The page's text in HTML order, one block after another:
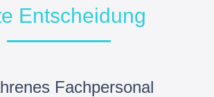
Entscheidung
Fachpersonal